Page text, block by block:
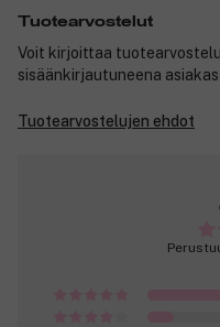
Tuotearvostelut
Voit kirjoittaa
sisäänkirjautuneena
Tuotearvostelujen ehdot